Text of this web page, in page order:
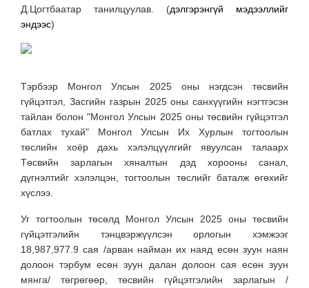
Д.Цогтбаатар танилцуулав. (дэлгэрэнгүй мэдээллийг
эндээс)
Тэрбээр Монгол Улсын 2025 оны нэгдсэн төсвийн
гүйцэтгэл, Засгийн газрын 2025 оны санхүүгийн нэгтгэсэн
тайлан болон "Монгол Улсын 2025 оны төсвийн гүйцэтгэл
батлах тухай" Монгол Улсын Их Хурлын тогтоолын
төслийн хоёр дахь хэлэлцүүлгийг явуулсан талаарх
Төсвийн зарлагын хяналтын дэд хорооны санал,
дүгнэлтийг хэлэлцэн, тогтоолын төслийг баталж өгөхийг
хүслээ.
Уг тогтоолын төсөлд Монгол Улсын 2025 оны төсвийн
гүйцэтгэлийн тэнцвэржүүлсэн орлогын хэмжээг
18,987,977.9 сая /арван найман их наяд есөн зуун наян
долоон тэрбум есөн зуун далан долоон сая есөн зуун
мянга/ төгрөгөөр, төсвийн гүйцэтгэлийн зарлагын /